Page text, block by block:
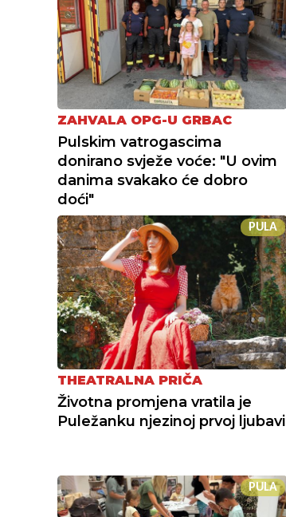
ZAHVALA OPG-U GRBAC
Pulskim vatrogascima
donirano svježe voće: "U ovim
danima svakako će dobro
doći"
PULA
THEATRALNA PRIČA
Životna promjena vratila je
Puležanku njezinoj prvoj ljubavi
PULA